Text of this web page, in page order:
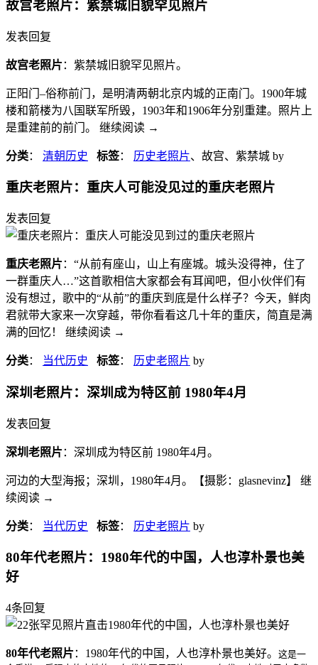
故宫老照片：紫禁城旧貌罕见照片
发表回复
故宫老照片：紫禁城旧貌罕见照片。
正阳门–俗称前门，是明清两朝北京内城的正南门。1900年城
楼和箭楼为八国联军所毁，1903年和1906年分别重建。照片上
是重建前的前门。 继续阅读 →
分类： 清朝历史 标签： 历史老照片、故宫、紫禁城 by
重庆老照片：重庆人可能没见过的重庆老照片
发表回复
重庆老照片：“从前有座山，山上有座城。城头没得神，住了
一群重庆人…”这首歌相信大家都会有耳闻吧，但小伙伴们有
没有想过，歌中的“从前”的重庆到底是什么样子？今天，鲜肉
君就带大家来一次穿越，带你看看这几十年的重庆，简直是满
满的回忆！ 继续阅读 →
分类： 当代历史 标签： 历史老照片 by
深圳老照片：深圳成为特区前 1980年4月
发表回复
深圳老照片：深圳成为特区前 1980年4月。
河边的大型海报；深圳，1980年4月。【摄影：glasnevinz】 继
续阅读 →
分类： 当代历史 标签： 历史老照片 by
80年代老照片：1980年代的中国，人也淳朴景也美
好
4条回复
80年代老照片：1980年代的中国，人也淳朴景也美好。 这是一